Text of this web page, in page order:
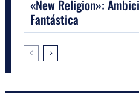
«New Religion»:
Fantástica